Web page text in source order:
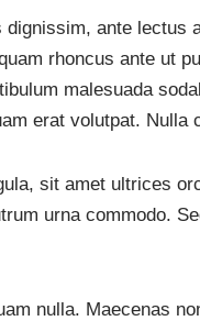
ante lectus
rhoncus ante ut
malesuada
erat volutpat. Nulla
sit amet ultrices
urna commodo.
nulla. Maecenas